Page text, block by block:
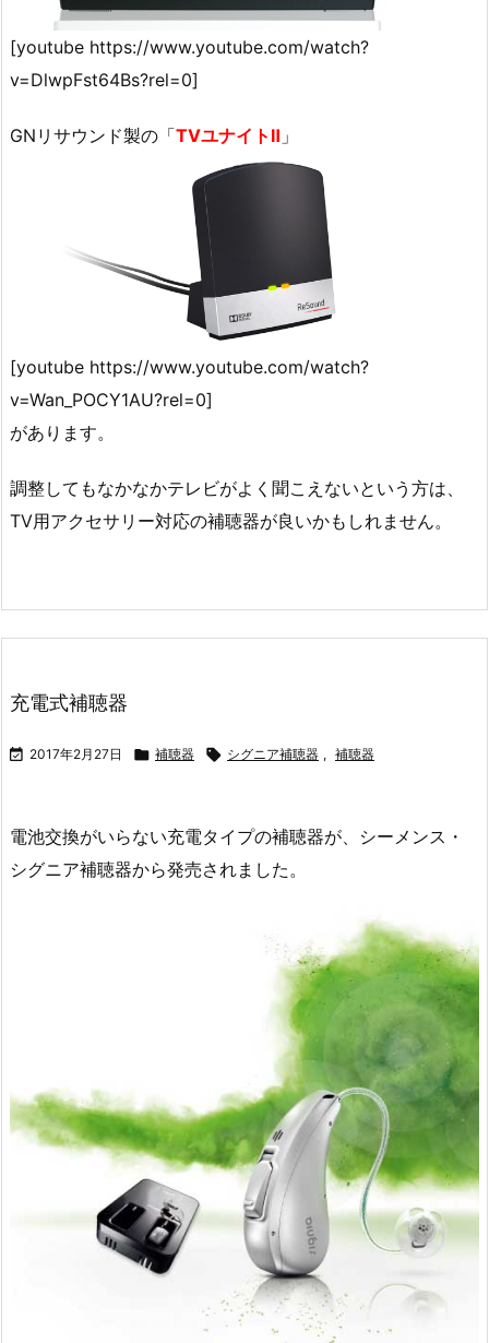
[youtube https://www.youtube.com/watch?
v=DlwpFst64Bs?rel=0]
GNリサウンド製の「TVユナイトⅡ 」
[youtube https://www.youtube.com/watch?
v=Wan_POCY1AU?rel=0]
があります。
調整してもなかなかテレビがよく聞こえないという方は、
TV用アクセサリー対応の補聴器が良いかもしれません。
充電式補聴器
 2017年2月27日  補聴器  シグニア補聴器 , 補聴器
電池交換がいらない充電タイプの補聴器が、シーメンス・
シグニア補聴器から発売されました。